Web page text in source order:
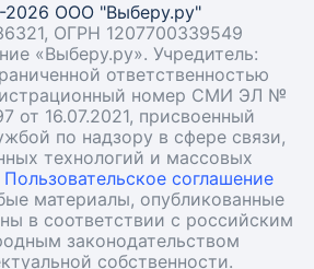
2026 ООО "Выберу.ру"
ОГРН 1207700339549
«Выберу.ру». Учредитель:
ответственностью
номер СМИ ЭЛ №
от 16.07.2021, присвоенный
по надзору в сфере связи,
технологий и массовых
Пользовательское соглашение
материалы, опубликованные
в соответствии с российским
законодательством
собственности.